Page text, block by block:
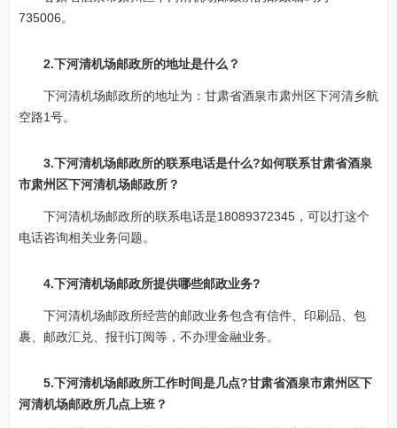
735006。
2.下河清机场邮政所的地址是什么？
下河清机场邮政所的地址为：甘肃省酒泉市肃州区下河清乡航
空路1号。
3.下河清机场邮政所的联系电话是什么?如何联系甘肃省酒泉
市肃州区下河清机场邮政所？
下河清机场邮政所的联系电话是18089372345，可以打这个
电话咨询相关业务问题。
4.下河清机场邮政所提供哪些邮政业务?
下河清机场邮政所经营的邮政业务包含有信件、印刷品、包
裹、邮政汇兑、报刊订阅等，不办理金融业务。
5.下河清机场邮政所工作时间是几点?甘肃省酒泉市肃州区下
河清机场邮政所几点上班？